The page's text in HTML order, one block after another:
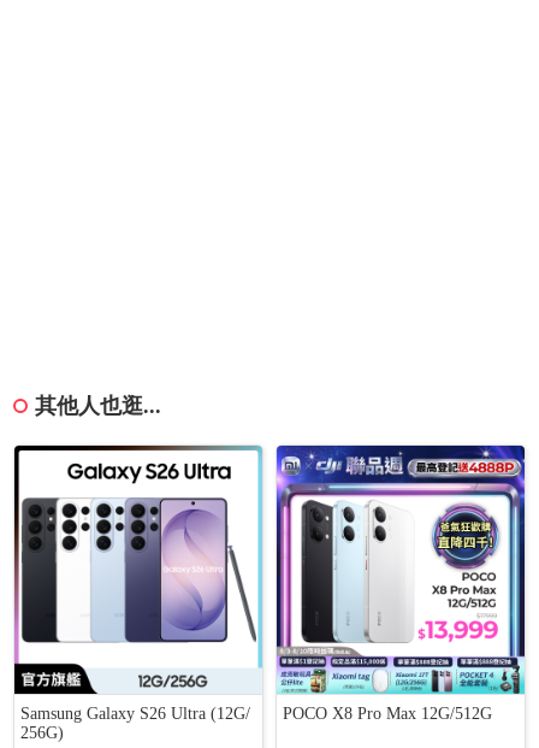
其他人也逛...
Samsung Galaxy S26 Ultra (12G/
256G)
POCO X8 Pro Max 12G/512G